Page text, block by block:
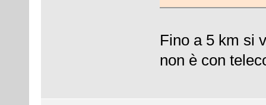
Fino a 5 km si
non è con